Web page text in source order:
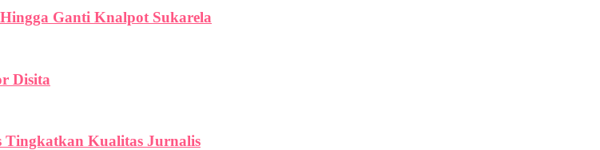
Ganti Knalpot Sukarela
Disita
Tingkatkan Kualitas Jurnalis